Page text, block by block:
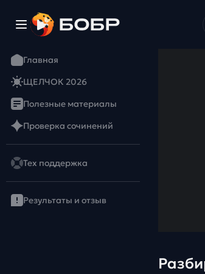
Главная
ЩЕЛЧОК 2026
Полезные материалы
Проверка сочинений
Тех поддержка
Результаты и отзыв